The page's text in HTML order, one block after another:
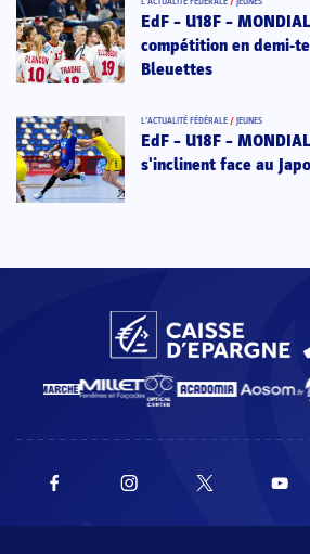
EdF – U18F –
compétition en demi-
Bleuettes
L’ACTUALITÉ FÉDÉRALE / JEUNES
EdF – U18F –
s'inclinent face au